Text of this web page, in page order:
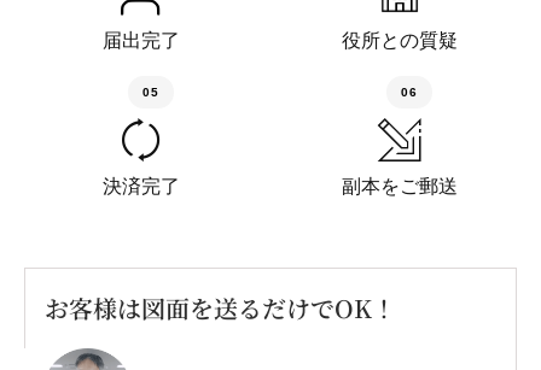
届出完了 役所との質疑
05
決済完了
06
副本をご郵送
お客様は図面を送るだけでOK！